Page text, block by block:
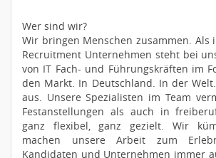
Wer sind wir?
Wir bringen Menschen zusammen. Als
Recruitment Unternehmen steht bei
von IT Fach- und Führungskräften im
den Markt. In Deutschland. In der
aus. Unsere Spezialisten im Team
Festanstellungen als auch in
ganz flexibel, ganz gezielt. Wir
machen unsere Arbeit zum
Kandidaten und Unternehmen immer